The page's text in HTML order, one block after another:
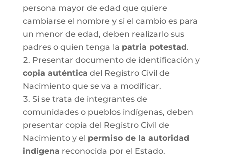
persona mayor de edad que quiere
cambiarse el nombre y si el cambio es para
un menor de edad, deben realizarlo sus
padres o quien tenga la patria potestad.
Presentar documento de identificación y
copia auténtica del Registro Civil de
Nacimiento que se va a modificar.
Si se trata de integrantes de
comunidades o pueblos indígenas, deben
presentar copia del Registro Civil de
Nacimiento y el permiso de la autoridad
indígena reconocida por el Estado.